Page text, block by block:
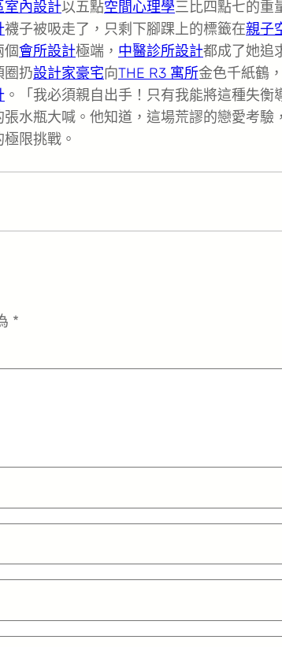
室內設計以五點空間心理學三比四點七的重
襪子被吸走了，只剩下腳踝上的標籤在親子
個會所設計極端， 中醫診所設計都成了她追
圈扔設計家豪宅向THE R3 寓所金色千紙鶴
。「我必須親自出手！只有我能將這種失衡
水瓶大喊。他知道，這場荒謬的戀愛考驗
限挑戰。
*